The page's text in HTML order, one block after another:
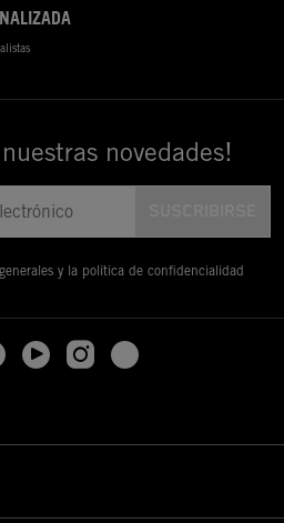
novedades!
y la política de confidencialidad